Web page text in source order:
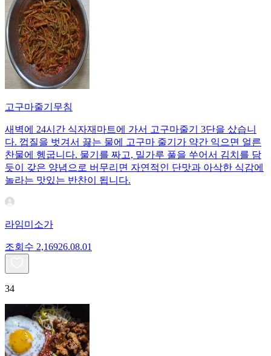
고구마줄기무침
새벽에 24시간 식자재마트에 가서 고구마줄기 3단을 샀습니
다. 껍질을 벗겨서 끓는 물에 고구마 줄기가 약간 익으면 얼른
찬물에 헹굽니다. 물기를 짜고, 밀가루 풀을 쑤어서 김치를 담
듯이 갖은 양념으로 버무리면 자연적인 단맛과 아삭한 식감에
놀라는 맛있는 반찬이 됩니다.
라임미소가
조회수 2,16926.08.01
34